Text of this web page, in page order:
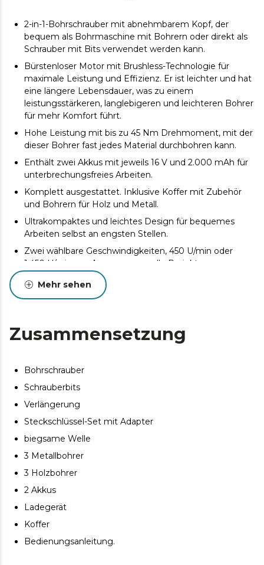
2-in-1-Bohrschrauber mit abnehmbarem Kopf, der
bequem als Bohrmaschine mit Bohrern oder direkt als
Schrauber mit Bits verwendet werden kann.
Bürstenloser Motor mit Brushless-Technologie für
maximale Leistung und Effizienz. Er ist leichter und hat
eine längere Lebensdauer, was zu einem
leistungsstärkeren, langlebigeren und leichteren Bohrer
für mehr Komfort führt.
Hohe Leistung mit bis zu 45 Nm Drehmoment, mit der
dieser Bohrer fast jedes Material durchbohren kann.
Enthält zwei Akkus mit jeweils 16 V und 2.000 mAh für
unterbrechungsfreies Arbeiten.
Komplett ausgestattet. Inklusive Koffer mit Zubehör
und Bohrern für Holz und Metall.
Ultrakompaktes und leichtes Design für bequemes
Arbeiten selbst an engsten Stellen.
Zwei wählbare Geschwindigkeiten, 450 U/min oder
1.450 U/min, zur Anpassung an alle Projekte.
25 Drehmomenteinstellungen, die ein kraftvolles
Schrauben oder Bohren in weiche oder harte
schnelle Anpassung.
beleuchteten Bereichen.
Mehr sehen
Zusammensetzung
Bohrschrauber
Schrauberbits
Verlängerung
Steckschlüssel-Set mit Adapter
biegsame Welle
3 Metallbohrer
3 Holzbohrer
2 Akkus
Ladegerät
Koffer
Bedienungsanleitung.